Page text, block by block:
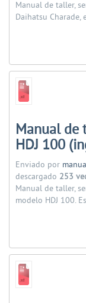
Manual de taller,
Daihatsu Charade,
Manual de
HDJ 100
Enviado por
descargado 253
Manual de taller,
modelo HDJ 100.